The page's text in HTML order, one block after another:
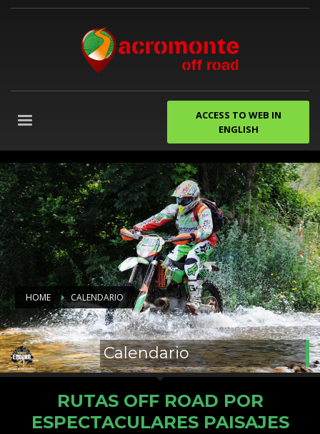
ACCESS TO WEB IN
ENGLISH
despedidas
de
soltero
gijon
Agencia
de
Marketing
Digital
Granada
HOME CALENDARIO
Calendario
RUTAS OFF ROAD POR
ESPECTACULARES PAISAJES